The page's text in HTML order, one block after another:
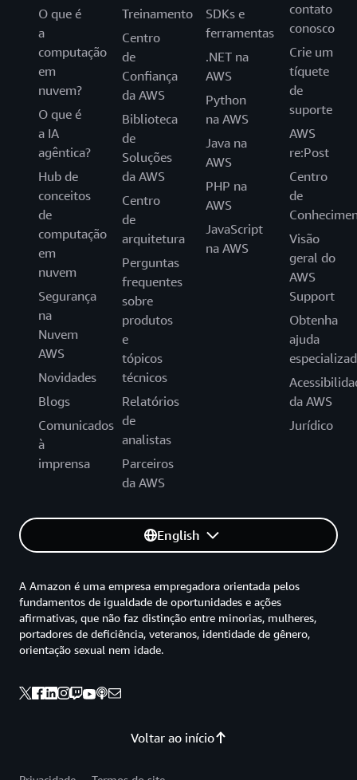
O que é
a
computação
em
nuvem?
O que é
a IA
agêntica?
Hub de
conceitos
de
computação
em
nuvem
Segurança
na
Nuvem
AWS
Novidades
Blogs
Comunicados
à
imprensa
Treinamento
Centro
de
Confiança
da AWS
Biblioteca
de
Soluções
da AWS
Centro
de
arquitetura
Perguntas
frequentes
sobre
produtos
e
tópicos
técnicos
Relatórios
de
analistas
Parceiros
da AWS
SDKs e
ferramentas
.NET na
AWS
Python
na AWS
Java na
AWS
PHP na
AWS
JavaScript
na AWS
contato
conosco
Crie um
tíquete
de
suporte
AWS
re:Post
Centro
de
Visão
geral do
AWS
Support
Obtenha
ajuda
da AWS
Jurídico
English
Voltar ao início
A Amazon é uma empresa empregadora orientada pelos
fundamentos de igualdade de oportunidades e ações
afirmativas, que não faz distinção entre minorias, mulheres,
portadores de deficiência, veteranos, identidade de gênero,
orientação sexual nem idade.